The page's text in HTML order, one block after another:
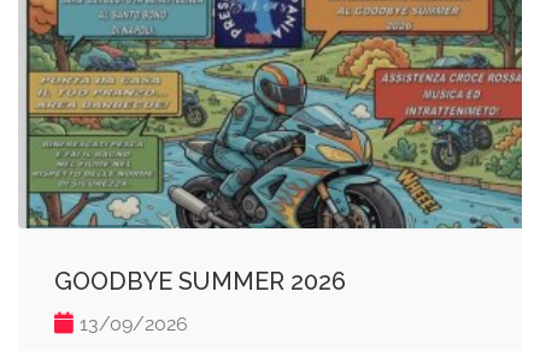
GOODBYE SUMMER 2026
13/09/2026